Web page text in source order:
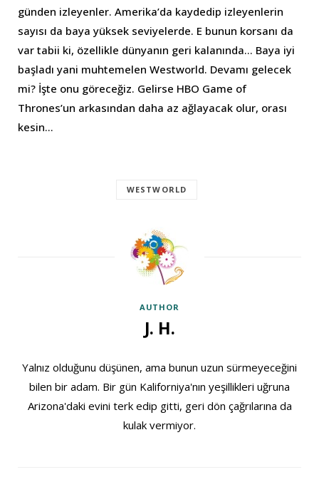
günden izleyenler. Amerika’da kaydedip izleyenlerin
sayısı da baya yüksek seviyelerde. E bunun korsanı da
var tabii ki, özellikle dünyanın geri kalanında… Baya iyi
başladı yani muhtemelen Westworld. Devamı gelecek
mi? İşte onu göreceğiz. Gelirse HBO Game of
Thrones’un arkasından daha az ağlayacak olur, orası
kesin…
WESTWORLD
AUTHOR
J. H.
Yalnız olduğunu düşünen, ama bunun uzun sürmeyeceğini
bilen bir adam. Bir gün Kaliforniya'nın yeşillikleri uğruna
Arizona'daki evini terk edip gitti, geri dön çağrılarına da
kulak vermiyor.